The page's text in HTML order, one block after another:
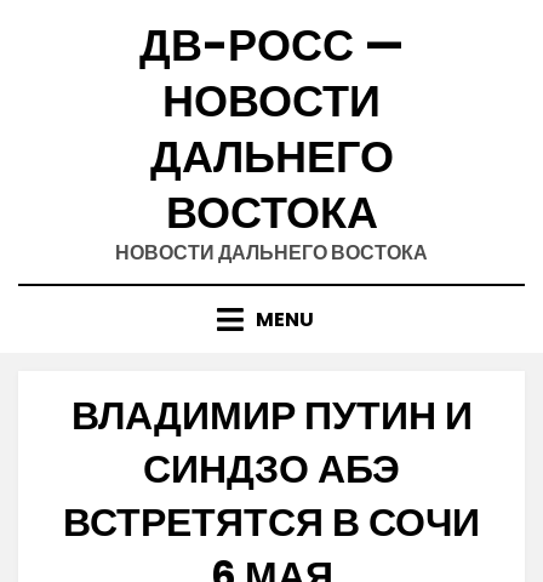
ДВ-РОСС —
НОВОСТИ
ДАЛЬНЕГО
ВОСТОКА
НОВОСТИ ДАЛЬНЕГО ВОСТОКА
MENU
ВЛАДИМИР ПУТИН И
СИНДЗО АБЭ
ВСТРЕТЯТСЯ В СОЧИ